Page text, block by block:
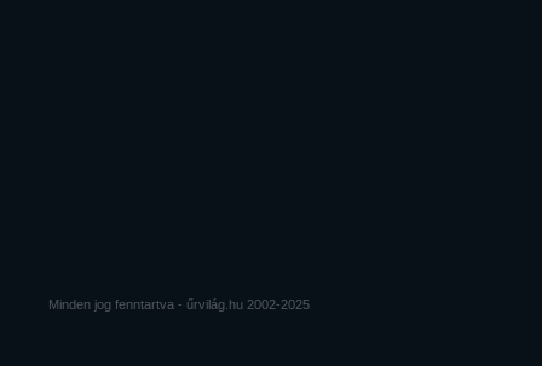
Minden jog fenntartva - űrvilág.hu 2002-2025